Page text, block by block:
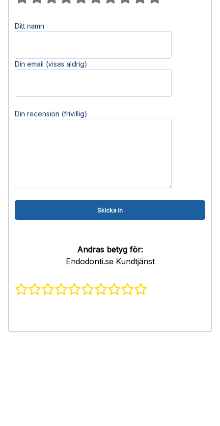
Ditt namn
Din email (visas aldrig)
Din recension (frivillig)
Andras betyg för:
Endodonti.se Kundtjänst